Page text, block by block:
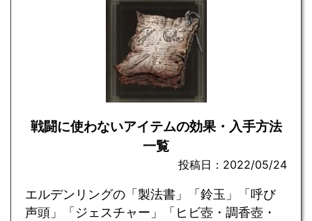
戦闘に使わないアイテムの効果・入手方法
一覧
投稿日：2022/05/24
エルデンリングの「製法書」「鈴玉」「呼び
声頭」「ジェスチャー」「ヒビ壺・調香壺・